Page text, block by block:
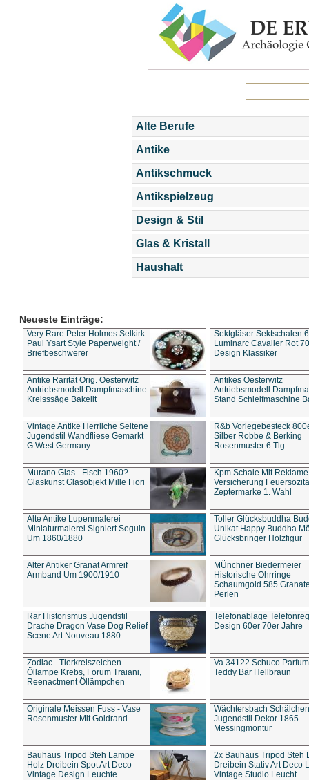
Alte Berufe
Antike
Antikschmuck
Antikspielzeug
Design & Stil
Glas & Kristall
Haushalt
Neueste Einträge:
Very Rare Peter Holmes Selkirk
Paul Ysart Style Paperweight /
Briefbeschwerer
Sektgläser Sektschalen
Luminarc Cavalier Rot
Design Klassiker
Antike Rarität Orig. Oesterwitz
Antriebsmodell Dampfmaschine
Kreisssäge Bakelit
Antikes Oesterwitz
Antriebsmodell
Stand Schleifmaschine
Vintage Antike Herrliche Seltene
Jugendstil Wandfliese Gemarkt
G West Germany
R&b Vorlegebesteck
Silber Robbe & Berking
Rosenmuster 6 Tlg.
Murano Glas - Fisch 1960?
Glaskunst Glasobjekt Mille Fiori
Kpm Schale Mit Reklame
Versicherung
Zeptermarke 1. Wahl
Alte Antike Lupenmalerei
Miniaturmalerei Signiert Seguin
Um 1860/1880
Toller Glücksbuddha
Unikat Happy Buddha
Glücksbringer Holzfigur
Alter Antiker Granat Armreif
Armband Um 1900/1910
MÜnchner Biedermeier
Historische Ohrringe
Schaumgold 585
Perlen
Rar Historismus Jugendstil
Drache Dragon Vase Dog Relief
Scene Art Nouveau 1880
Telefonablage
Design 60er 70er Jahre
Zodiac - Tierkreiszeichen
Öllampe Krebs, Forum Traiani,
Reenactment Öllämpchen
Va 34122 Schuco
Teddy Bär Hellbraun
Originale Meissen Fuss - Vase
Rosenmuster Mit Goldrand
Wächtersbach Schälchen
Jugendstil Dekor 1865
Messingmontur
Bauhaus Tripod Steh Lampe
Holz Dreibein Spot Art Deco
Vintage Design Leuchte
2x Bauhaus Tripod Steh
Dreibein Stativ Art Deco
Vintage Studio Leucht